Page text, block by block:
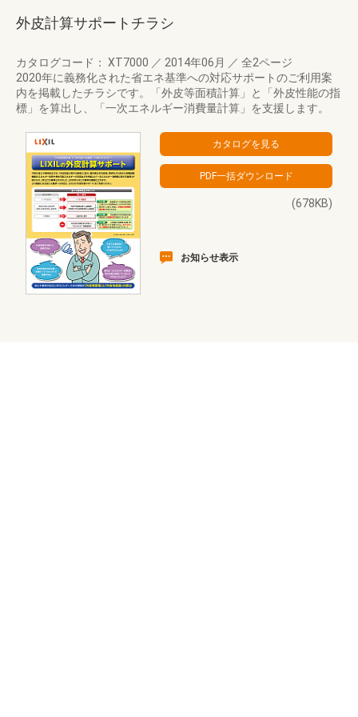
外皮計算サポートチラシ
カタログコード： XT7000 ／ 2014年06月 ／ 全2ページ
2020年に義務化された省エネ基準への対応サポートのご利用案
内を掲載したチラシです。「外皮等面積計算」と「外皮性能の指
標」を算出し、「一次エネルギー消費量計算」を支援します。
(678KB)
お知らせ表示